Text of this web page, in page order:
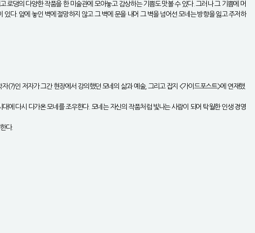
댕의 다양한 작품을 한 미술관에 모아놓고 감상하는 기쁨도 맛볼 수 있다. 그러나 그 기쁨에 머
다. 앞에 놓인 벽에 절망하지 않고 그 벽에 문을 내어 그 벽을 넘어선 모네는 방향을 잃고 주저하
(?)인 저자가 그간 현장에서 강의했던 모네의 삶과 예술, 그리고 잡지 <가이드포스트>에 연재했
에 다시 다가온 모네를 조우한다. 모네는 자신의 작품처럼 빛나는 사람이 되어 탁월한 인생 경영
다.